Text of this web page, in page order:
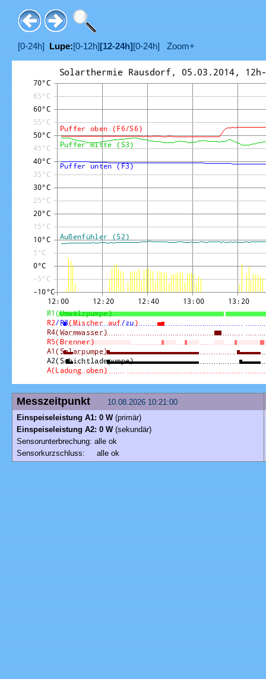
[0-24h] Lupe:[0-12h] [12-24h] [0-24h] Zoom+
Messzeitpunkt
10.08.2026 10:21:00
Einspeiseleistung A1: 0 W (primär)
Einspeiseleistung A2: 0 W(sekundär)
Sensorunterbrechung: alle ok
Sensorkurzschluss: alle ok